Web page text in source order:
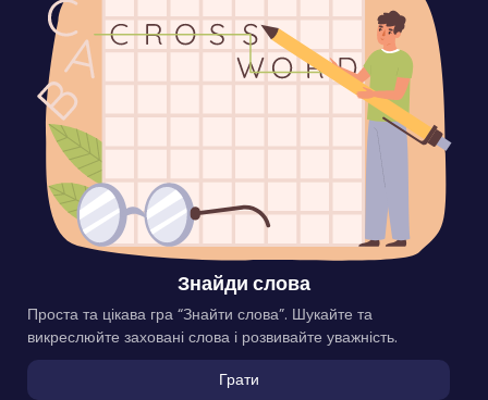
Знайди слова
Проста та цікава гра “Знайти слова”. Шукайте та
викреслюйте заховані слова і розвивайте уважність.
Грати